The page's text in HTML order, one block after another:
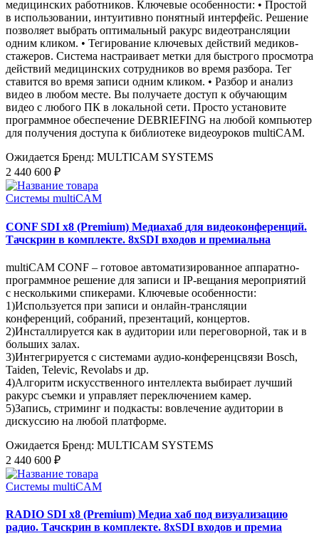
медицинских работников. Ключевые особенности: • Простой
в использовании, интуитивно понятный интерфейс. Решение
позволяет выбрать оптимальный ракурс видеотрансляции
одним кликом. • Тегирование ключевых действий медиков-
стажеров. Система настраивает метки для быстрого просмотра
действий медицинских сотрудников во время разбора. Тег
ставится во время записи одним кликом. • Разбор и анализ
видео в любом месте. Вы получаете доступ к обучающим
видео с любого ПК в локальной сети. Просто установите
программное обеспечение DEBRIEFING на любой компьютер
для получения доступа к библиотеке видеоуроков multiCAM.
Ожидается Бренд: MULTICAM SYSTEMS
2 440 600 ₽
Системы multiCAM
CONF SDI x8 (Premium) Медиахаб для видеоконференций.
Тачскрин в комплекте. 8xSDI входов и премиальна
multiCAM CONF – готовое автоматизированное аппаратно-
программное решение для записи и IP-вещания мероприятий
с несколькими спикерами. Ключевые особенности:
1)Используется при записи и онлайн-трансляции
конференций, собраний, презентаций, концертов.
2)Инсталлируется как в аудитории или переговорной, так и в
больших залах.
3)Интегрируется с системами аудио-конференцсвязи Bosch,
Taiden, Televic, Revolabs и др.
4)Алгоритм искусственного интеллекта выбирает лучший
ракурс съемки и управляет переключением камер.
5)Запись, стриминг и подкасты: вовлечение аудитории в
дискуссию на любой платформе.
Ожидается Бренд: MULTICAM SYSTEMS
2 440 600 ₽
Системы multiCAM
RADIO SDI x8 (Premium) Медиа хаб под визуализацию
радио. Тачскрин в комплекте. 8xSDI входов и премиа